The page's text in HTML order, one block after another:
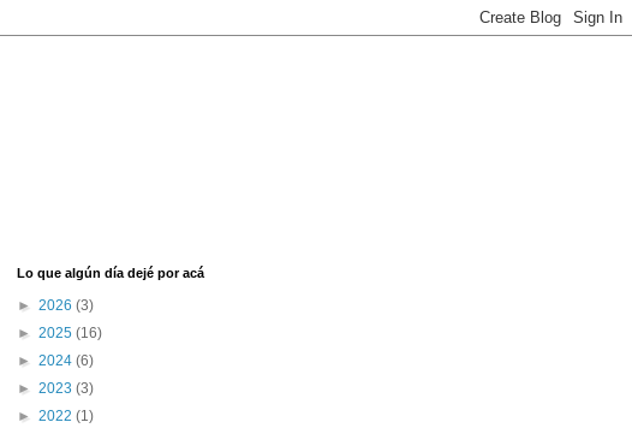
Lo que algún día dejé por acá
► 2026 (3)
► 2025 (16)
► 2024 (6)
► 2023 (3)
► 2022 (1)